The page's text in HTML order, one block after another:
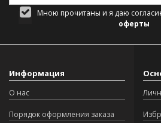
Мною прочитаны и я даю
оферты
Информация
О нас
Порядок оформления заказа